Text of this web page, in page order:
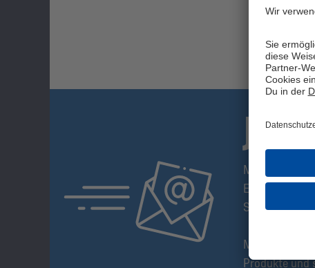
Mit dem S04-
Erstes über
Melde Dich
Produkte und